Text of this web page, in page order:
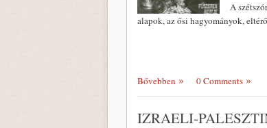
A
alapok, az ősi ha­gyományok,
Bővebben 0 Comments
IZRAELI-